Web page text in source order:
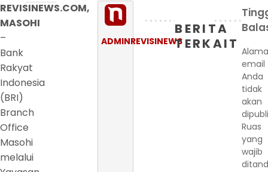
REVISINEWS.COM,
MASOHI
–
Bank
Rakyat
Indonesia
(BRI)
Branch
Office
Masohi
melalui
ADMINREVISINEWS
BERITA
TERKAIT
email
Anda
tidak
akan
Ruas
yang
wajib